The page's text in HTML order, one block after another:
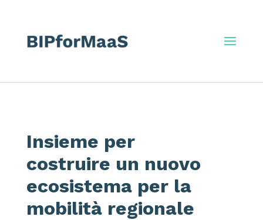
Insieme per
costruire un nuovo
ecosistema per la
mobilità regionale